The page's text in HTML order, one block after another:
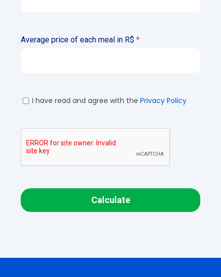
Average price of each meal in R$
I have read and agree with the Privacy Policy
Calculate